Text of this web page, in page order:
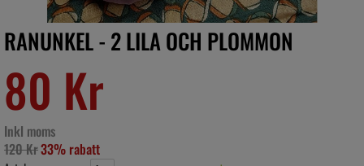
RANUNKEL - 2 LILA OCH PLOMMON
80 Kr
Inkl moms
120 Kr33% rabatt